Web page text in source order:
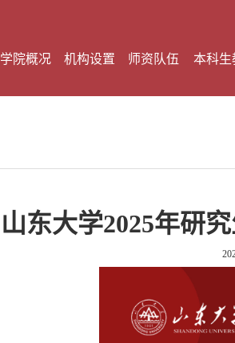
学院概况 机构设置 师资队伍 本科生
山东大学2025年研